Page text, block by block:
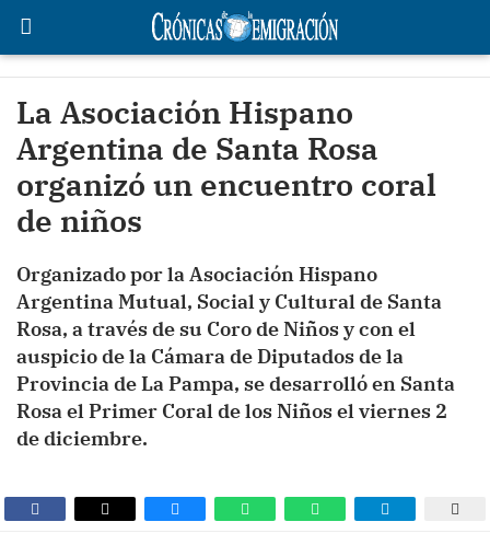
La Asociación Hispano
Argentina de Santa Rosa
organizó un encuentro coral
de niños
Organizado por la Asociación Hispano
Argentina Mutual, Social y Cultural de Santa
Rosa, a través de su Coro de Niños y con el
auspicio de la Cámara de Diputados de la
Provincia de La Pampa, se desarrolló en Santa
Rosa el Primer Coral de los Niños el viernes 2
de diciembre.